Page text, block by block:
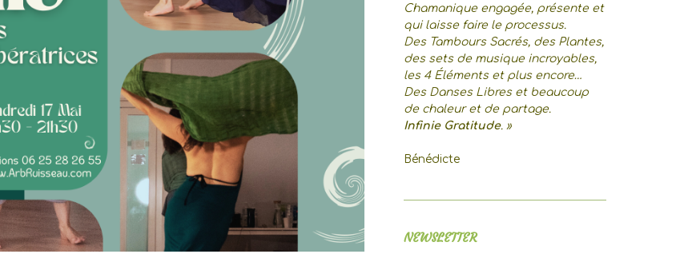
Chamanique engagée, présente et
qui laisse faire le processus.
Des Tambours Sacrés, des Plantes,
des sets de musique incroyables,
les 4 Éléments et plus encore…
Des Danses Libres et beaucoup
de chaleur et de partage.
Infinie Gratitude. »
Bénédicte
NEWSLETTER